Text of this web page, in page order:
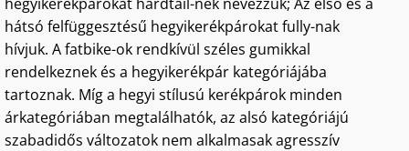
hátsó felfüggesztésű hegyikerékpárokat fully-nak
hívjuk. A fatbike-ok rendkívül széles gumikkal
rendelkeznek és a hegyikerékpár kategóriájába
tartoznak. Míg a hegyi stílusú kerékpárok minden
árkategóriában megtalálhatók, az alsó kategóriájú
szabadidős változatok nem alkalmasak agresszív